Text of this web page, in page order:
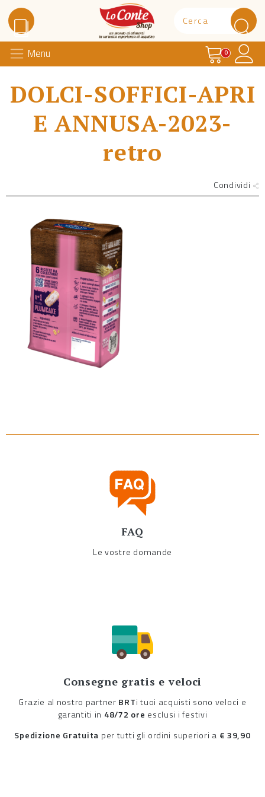
Lo Conte Shop
Menu Carrello
0
DOLCI-SOFFICI-APRI
E ANNUSA-2023-
retro
Condividi
FAQ
Le vostre domande
Consegne gratis e veloci
Grazie al nostro partner BRTi tuoi acquisti sono veloci e
garantiti in 48/72 ore esclusi i festivi
Spedizione Gratuita per tutti gli ordini superiori a € 39,90